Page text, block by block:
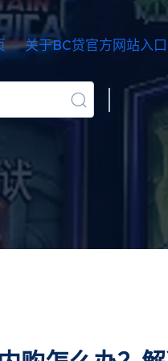
关于BC贷官方网站入口